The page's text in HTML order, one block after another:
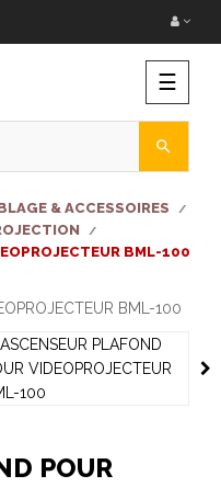
la
☰
search
& ACCESSOIRES
BML-100
POUR